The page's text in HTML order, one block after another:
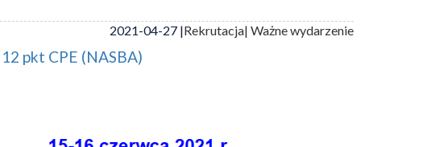
2021-04-27 |Rekrutacja| Ważne wydarzenie
pkt CPE (NASBA)